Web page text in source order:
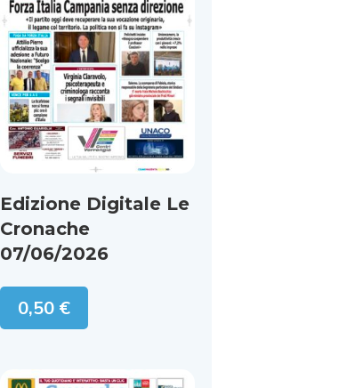
Edizione Digitale Le
Cronache
07/06/2026
0,50 €